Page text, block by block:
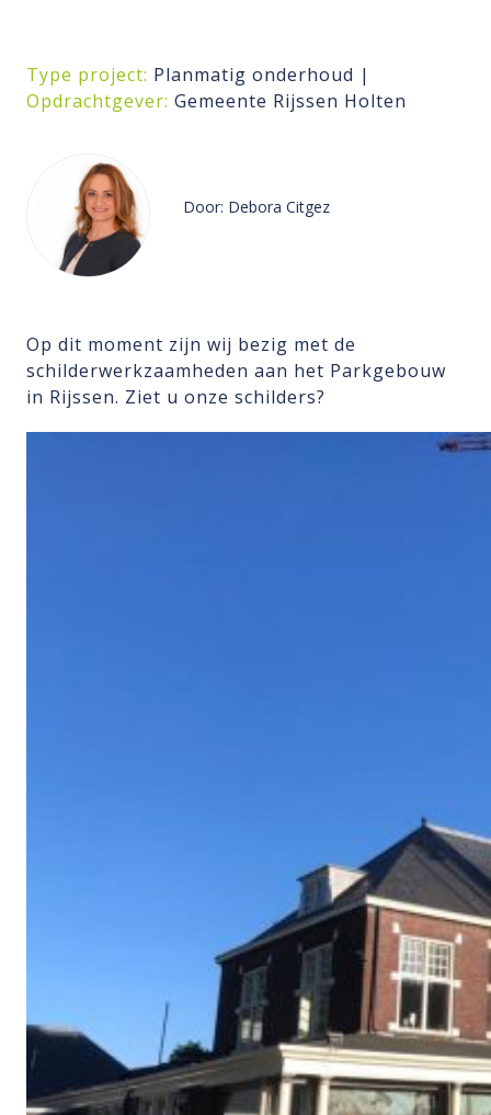
Type project: Planmatig onderhoud |
Opdrachtgever: Gemeente Rijssen Holten
Door: Debora Citgez
Op dit moment zijn wij bezig met de
schilderwerkzaamheden aan het Parkgebouw
in Rijssen. Ziet u onze schilders?